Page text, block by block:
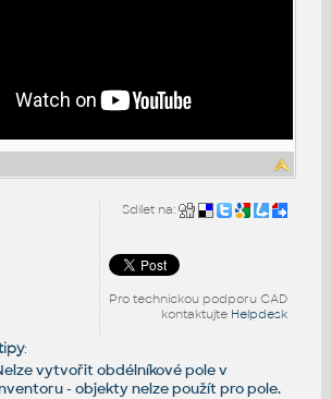
Sdílet na:
Pro technickou podporu CAD
kontaktujte Helpdesk
:
vytvořit obdélníkové pole v
- objekty nelze použít pro pole.